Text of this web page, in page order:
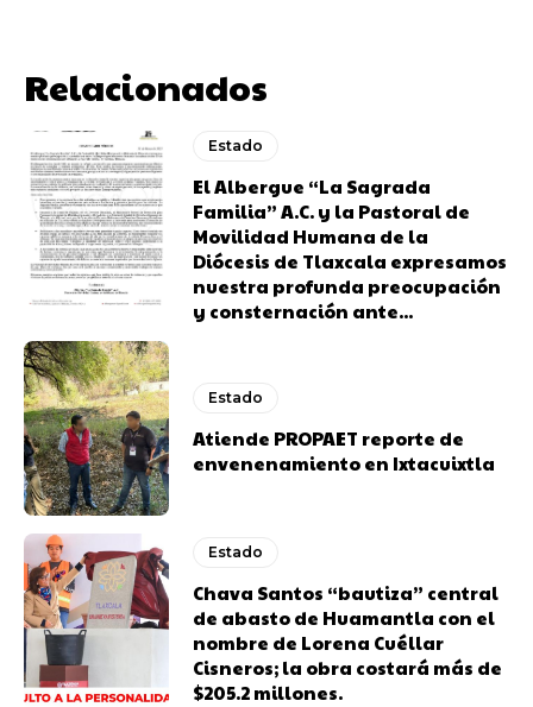
Relacionados
Estado
El Albergue “La Sagrada
Familia” A.C. y la Pastoral de
Movilidad Humana de la
Diócesis de Tlaxcala expresamos
nuestra profunda preocupación
y consternación ante...
Estado
Atiende PROPAET reporte de
envenenamiento en Ixtacuixtla
Estado
Chava Santos “bautiza” central
de abasto de Huamantla con el
nombre de Lorena Cuéllar
Cisneros; la obra costará más de
$205.2 millones.